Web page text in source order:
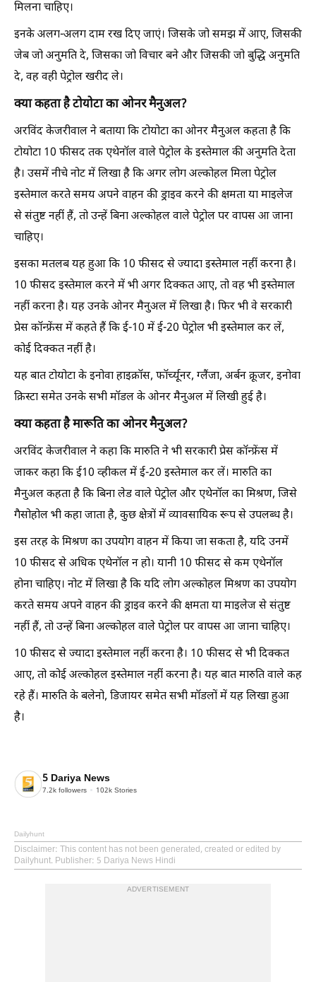
मिलना चाहिए।
इनके अलग-अलग दाम रख दिए जाएं। जिसके जो समझ में आए, जिसकी
जेब जो अनुमति दे, जिसका जो विचार बने और जिसकी जो बुद्धि अनुमति
दे, वह वही पेट्रोल खरीद ले।
क्या कहता है टोयोटा का ओनर मैनुअल?
अरविंद केजरीवाल ने बताया कि टोयोटा का ओनर मैनुअल कहता है कि
टोयोटा 10 फीसद तक एथेनॉल वाले पेट्रोल के इस्तेमाल की अनुमति देता
है। उसमें नीचे नोट में लिखा है कि अगर लोग अल्कोहल मिला पेट्रोल
इस्तेमाल करते समय अपने वाहन की ड्राइव करने की क्षमता या माइलेज
से संतुष्ट नहीं हैं, तो उन्हें बिना अल्कोहल वाले पेट्रोल पर वापस आ जाना
चाहिए।
इसका मतलब यह हुआ कि 10 फीसद से ज्यादा इस्तेमाल नहीं करना है।
10 फीसद इस्तेमाल करने में भी अगर दिक्कत आए, तो वह भी इस्तेमाल
नहीं करना है। यह उनके ओनर मैनुअल में लिखा है। फिर भी वे सरकारी
प्रेस कॉन्फ्रेंस में कहते हैं कि ई-10 में ई-20 पेट्रोल भी इस्तेमाल कर लें,
कोई दिक्कत नहीं है।
यह बात टोयोटा के इनोवा हाइक्रॉस, फॉर्च्यूनर, ग्लैंजा, अर्बन क्रूजर, इनोवा
क्रिस्टा समेत उनके सभी मॉडल के ओनर मैनुअल में लिखी हुई है।
क्या कहता है मारूति का ओनर मैनुअल?
अरविंद केजरीवाल ने कहा कि मारुति ने भी सरकारी प्रेस कॉन्फ्रेंस में
जाकर कहा कि ई10 व्हीकल में ई-20 इस्तेमाल कर लें। मारुति का
मैनुअल कहता है कि बिना लेड वाले पेट्रोल और एथेनॉल का मिश्रण, जिसे
गैसोहोल भी कहा जाता है, कुछ क्षेत्रों में व्यावसायिक रूप से उपलब्ध है।
इस तरह के मिश्रण का उपयोग वाहन में किया जा सकता है, यदि उनमें
10 फीसद से अधिक एथेनॉल न हो। यानी 10 फीसद से कम एथेनॉल
होना चाहिए। नोट में लिखा है कि यदि लोग अल्कोहल मिश्रण का उपयोग
करते समय अपने वाहन की ड्राइव करने की क्षमता या माइलेज से संतुष्ट
नहीं हैं, तो उन्हें बिना अल्कोहल वाले पेट्रोल पर वापस आ जाना चाहिए।
10 फीसद से ज्यादा इस्तेमाल नहीं करना है। 10 फीसद से भी दिक्कत
आए, तो कोई अल्कोहल इस्तेमाल नहीं करना है। यह बात मारुति वाले कह
रहे हैं। मारुति के बलेनो, डिजायर समेत सभी मॉडलों में यह लिखा हुआ
है।
5 Dariya News
7.2k followers 102k Stories
Dailyhunt
Disclaimer: This content has not been generated, created or edited by
Dailyhunt. Publisher: 5 Dariya News Hindi
ADVERTISEMENT